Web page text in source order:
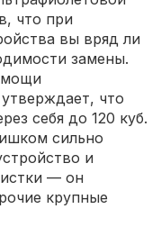
что при
вы вряд ли
замены.
что
себя до 120 куб.
сильно
и
— он
крупные